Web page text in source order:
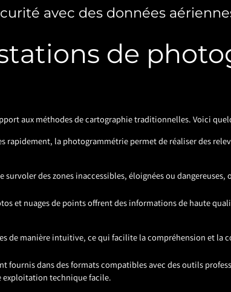
avec des données
de
aux méthodes de cartographie traditionnelles. Voici
rapidement, la photogrammétrie permet de réaliser des
des zones inaccessibles, éloignées ou
et nuages de points offrent des informations de haute
de manière intuitive, ce qui facilite la compréhension et la
fournis dans des formats compatibles avec des outils
exploitation technique facile.